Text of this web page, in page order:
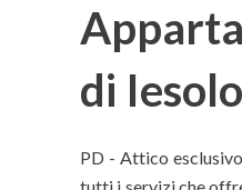
di Iesolo
PD - Attico